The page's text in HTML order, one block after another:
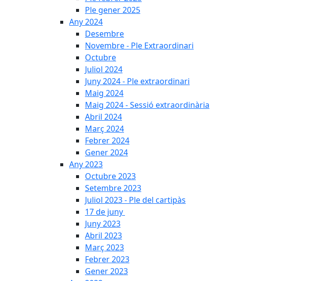
Ple gener 2025
Any 2024
Desembre
Novembre - Ple Extraordinari
Octubre
Juliol 2024
Juny 2024 - Ple extraordinari
Maig 2024
Maig 2024 - Sessió extraordinària
Abril 2024
Març 2024
Febrer 2024
Gener 2024
Any 2023
Octubre 2023
Setembre 2023
Juliol 2023 - Ple del cartipàs
17 de juny
Juny 2023
Abril 2023
Març 2023
Febrer 2023
Gener 2023